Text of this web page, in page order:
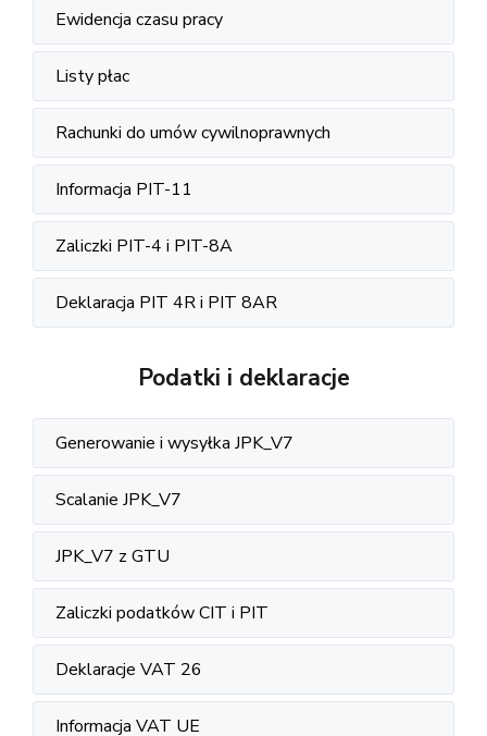
Ewidencja czasu pracy
Listy płac
Rachunki do umów cywilnoprawnych
Informacja PIT-11
Zaliczki PIT-4 i PIT-8A
Deklaracja PIT 4R i PIT 8AR
Podatki i deklaracje
Generowanie i wysyłka JPK_V7
Scalanie JPK_V7
JPK_V7 z GTU
Zaliczki podatków CIT i PIT
Deklaracje VAT 26
Informacja VAT UE